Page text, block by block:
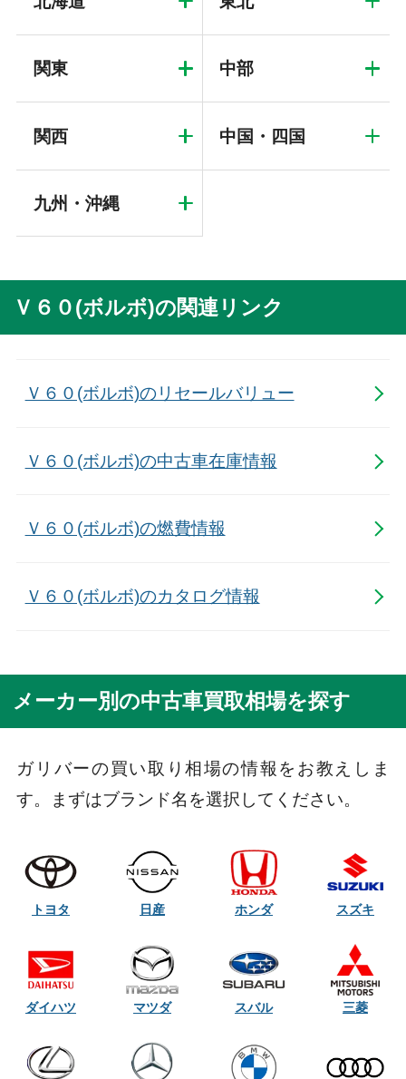
関東 中部
関西 中国・四国
九州・沖縄
Ｖ６０(ボルボ)の関連リンク
Ｖ６０(ボルボ)のリセールバリュー
Ｖ６０(ボルボ)の中古車在庫情報
Ｖ６０(ボルボ)の燃費情報
Ｖ６０(ボルボ)のカタログ情報
メーカー別の中古車買取相場を探す
ガリバーの買い取り相場の情報をお教えしま
す。まずはブランド名を選択してください。
トヨタ 日産 ホンダ スズキ
ダイハツ マツダ スバル 三菱